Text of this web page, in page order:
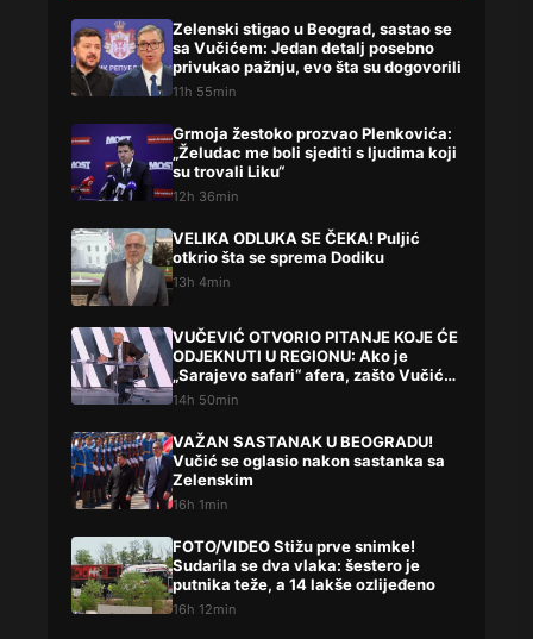
Zelenski stigao u Beograd, sastao se
sa Vučićem: Jedan detalj posebno
privukao pažnju, evo šta su dogovorili
11h 55min
Grmoja žestoko prozvao Plenkovića:
„Želudac me boli sjediti s ljudima koji
su trovali Liku“
12h 36min
VELIKA ODLUKA SE ČEKA! Puljić
otkrio šta se sprema Dodiku
13h 4min
VUČEVIĆ OTVORIO PITANJE KOJE ĆE
ODJEKNUTI U REGIONU: Ako je
„Sarajevo safari“ afera, zašto Vučića
niste procesuirali?!
14h 50min
VAŽAN SASTANAK U BEOGRADU!
Vučić se oglasio nakon sastanka sa
Zelenskim
16h 1min
FOTO/VIDEO Stižu prve snimke!
Sudarila se dva vlaka: šestero je
putnika teže, a 14 lakše ozlijeđeno
16h 12min